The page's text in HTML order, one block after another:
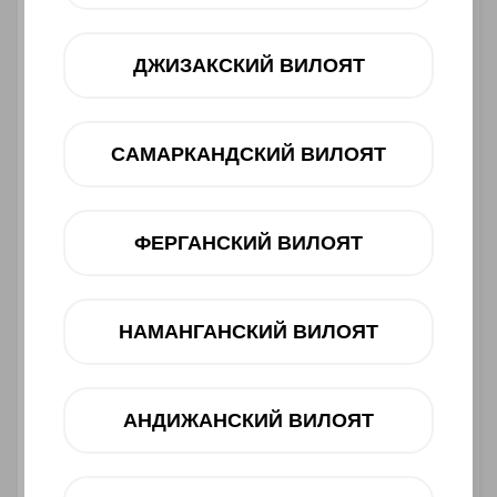
Ishlab chiqaruvchi: Infinix
ДЖИЗАКСКИЙ ВИЛОЯТ
САМАРКАНДСКИЙ ВИЛОЯТ
ФЕРГАНСКИЙ ВИЛОЯТ
НАМАНГАНСКИЙ ВИЛОЯТ
АНДИЖАНСКИЙ ВИЛОЯТ